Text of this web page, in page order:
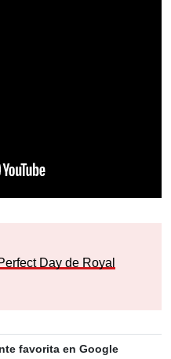
Day de Royal
favorita en Google